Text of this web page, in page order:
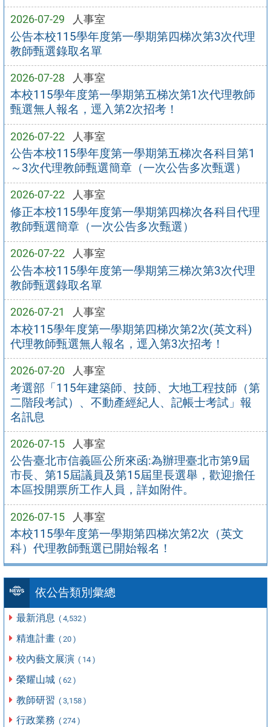
2026-07-29 人事室
公告本校115學年度第一學期第四梯次第3次代理
教師甄選錄取名單
2026-07-28 人事室
本校115學年度第一學期第五梯次第1次代理教師
甄選無人報名，逕入第2次招考！
2026-07-22 人事室
公告本校115學年度第一學期第五梯次各科目第1
～3次代理教師甄選簡章（一次公告多次甄選）
2026-07-22 人事室
修正本校115學年度第一學期第四梯次各科目代理
教師甄選簡章（一次公告多次甄選）
2026-07-22 人事室
公告本校115學年度第一學期第三梯次第3次代理
教師甄選錄取名單
2026-07-21 人事室
本校115學年度第一學期第四梯次第2次(英文科)
代理教師甄選無人報名，逕入第3次招考！
2026-07-20 人事室
考選部「115年建築師、技師、大地工程技師（第
二階段考試）、不動產經紀人、記帳士考試」報
名訊息
2026-07-15 人事室
公告臺北市信義區公所來函:為辦理臺北市第9屆
市長、第15屆議員及第15屆里長選舉，歡迎擔任
本區投開票所工作人員，詳如附件。
2026-07-15 人事室
本校115學年度第一學期第四梯次第2次（英文
科）代理教師甄選已開始報名！
依公告類別彙總
最新消息 ( 4,532 )
精進計畫 ( 20 )
校內藝文展演 ( 14 )
榮耀山城 ( 62 )
教師研習 ( 3,158 )
行政業務 ( 274 )